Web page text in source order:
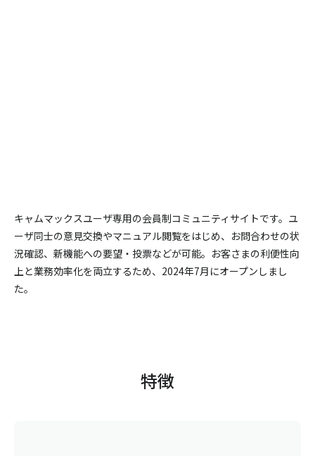
キャムマックスユーザ専用の会員制コミュニティサイトです。 ユ
ーザ同士の意見交換やマニュアル閲覧をはじめ、お問合わせの状
況確認、新機能への要望・投票などが可能。 お客さまの利便性向
上と業務効率化を両立するため、2024年7月にオープンしまし
た。
特徴